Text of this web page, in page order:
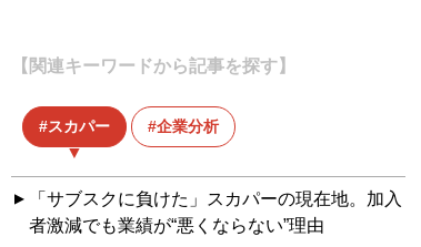
【関連キーワードから記事を探す】
スカパー 企業分析
「サブスクに負けた」スカパーの現在地。加入
者激減でも業績が“悪くならない”理由